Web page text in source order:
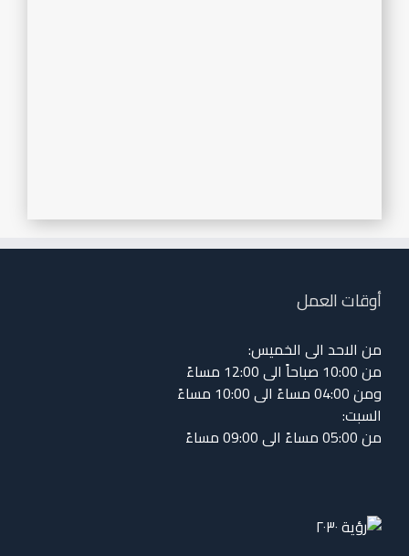
أوقات العمل
من الاحد الى الخميس:
من 10:00 صباحاً الى 12:00 مساءً
ومن 04:00 مساءً الى 10:00 مساءً
السبت:
من 05:00 مساءً الى 09:00 مساءً